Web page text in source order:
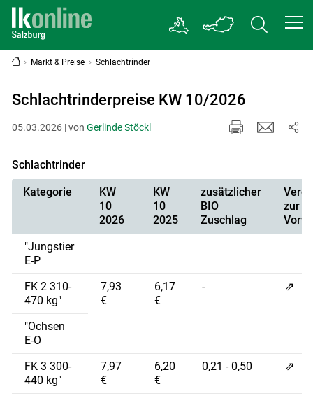
Markt & Preise Schlachtrinder
Schlachtrinderpreise KW 10/2026
05.03.2026 | von Gerlinde Stöckl
Schlachtrinder
Kategorie
KW
10
2026
KW
10
2025
zusätzlicher
BIO
Zuschlag
zur
"Jungstier
E-P
FK 2 310-
470 kg"
7,93
€
6,17
€
- ⇗
"Ochsen
E-O
FK 3 300-
440 kg"
7,97
€
6,20
€
0,21 - 0,50 ⇗